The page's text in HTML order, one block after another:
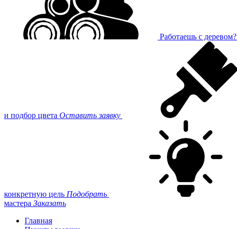
Работаешь с деревом?
и подбор цвета Оставить заявку
конкретную цель Подобрать
мастера Заказать
Главная